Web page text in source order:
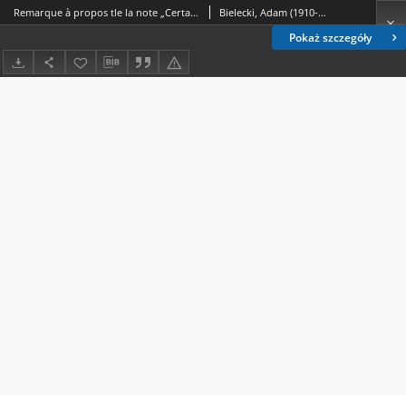
Pokaż szczegóły
Remarque à propos tle la note „Certaines propriétés topologiques des solutions des équations au paratingent” Bielecki, Adam (1910-2003)